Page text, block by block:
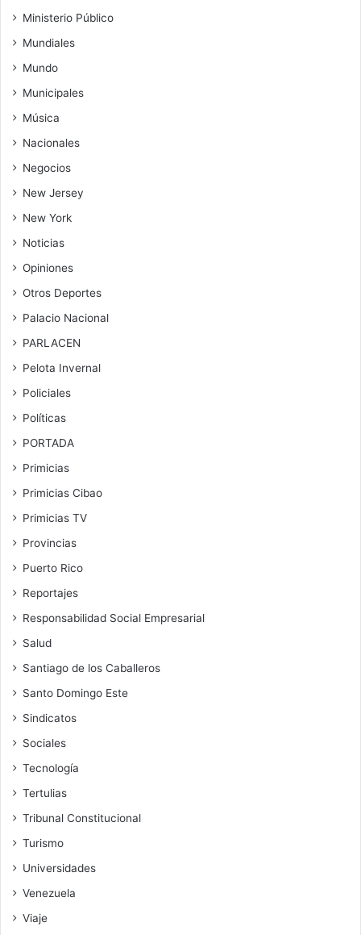
Ministerio Público
Mundiales
Mundo
Municipales
Música
Nacionales
Negocios
New Jersey
New York
Noticias
Opiniones
Otros Deportes
Palacio Nacional
PARLACEN
Pelota Invernal
Policiales
Políticas
PORTADA
Primicias
Primicias Cibao
Primicias TV
Provincias
Puerto Rico
Reportajes
Responsabilidad Social Empresarial
Salud
Santiago de los Caballeros
Santo Domingo Este
Sindicatos
Sociales
Tecnología
Tertulias
Tribunal Constitucional
Turismo
Universidades
Venezuela
Viaje